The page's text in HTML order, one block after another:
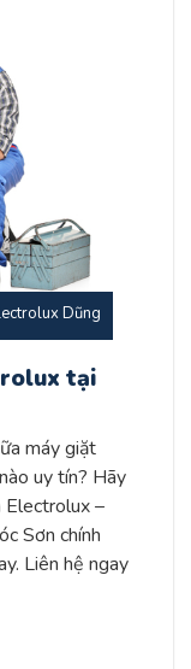
Dũng
tại
máy giặt
uy tín? Hãy
Electrolux –
Sơn chính
Liên hệ ngay